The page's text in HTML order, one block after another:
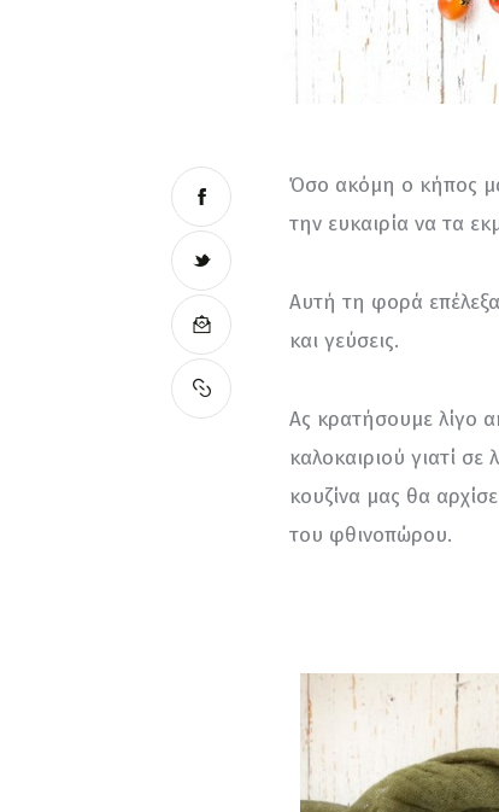
Όσο ακόμη ο κήπος
την ευκαιρία να τα
Αυτή τη φορά
και γεύσεις.
Ας κρατήσουμε λίγο
καλοκαιριού γιατί
κουζίνα μας θα
του φθινοπώρου.